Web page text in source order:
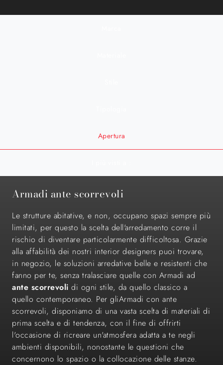
Apertura
Armadi ante scorrevoli
Le strutture abitative, e non, occupano spazi sempre più
limitati, per questo la scelta dell'arredamento corre il
rischio di diventare particolarmente difficoltosa. Grazie
alla affabilità dei nostri interior designers puoi trovare,
in negozio, le soluzioni arredative belle e resistenti che
fanno per te, senza tralasciare quelle con Armadi ad
ante scorrevoli di ogni stile, da quello classico a
quello contemporaneo. Per gliArmadi con ante
scorrevoli, disponiamo di una vasta scelta di materiali di
prima scelta e di tendenza, con il fine di offrirti
l'occasione di ricreare un'atmosfera adatta a te negli
ambienti disponibili, nonostante le questioni che
concernono lo spazio o la collocazione delle stanze.